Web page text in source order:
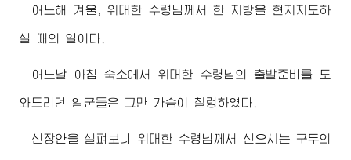
어느해 겨울, 위대한 수령님께서 한 지방을 현지지도하
실 때의 일이다.
어느날 아침 숙소에서 위대한 수령님 의 출발준비를 도
와드리던 일군들은 그만 가슴이 철렁하였다.
신장안을 살펴보니 위대한 수령님께서 신으시는 구두의